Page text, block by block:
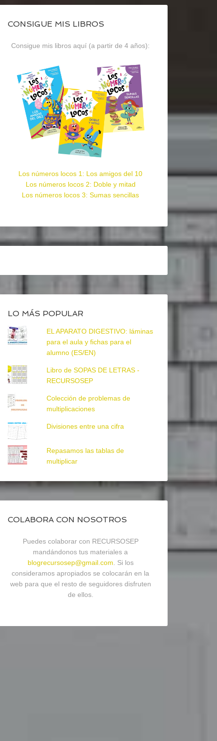
CONSIGUE MIS LIBROS
Consigue mis libros aquí (a partir de 4 años):
Los números locos 1: Los amigos del 10
Los números locos 2: Doble y mitad
Los números locos 3: Sumas sencillas
LO MÁS POPULAR
EL APARATO DIGESTIVO: láminas
para el aula y fichas para el
alumno (ES/EN)
Libro de SOPAS DE LETRAS -
RECURSOSEP
Colección de problemas de
multiplicaciones
Divisiones entre una cifra
Repasamos las tablas de
multiplicar
COLABORA CON NOSOTROS
Puedes colaborar con RECURSOSEP
mandándonos tus materiales a
blogrecursosep@gmail.com . Si los
consideramos apropiados se colocarán en la
web para que el resto de seguidores disfruten
de ellos.